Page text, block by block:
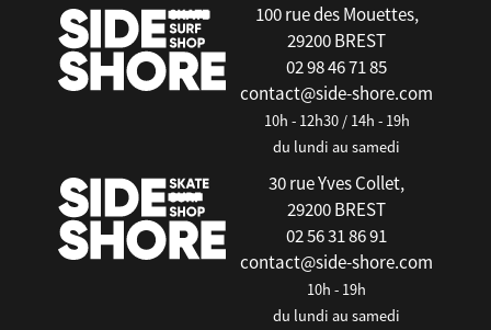
100 rue des Mouettes,
29200 BREST
02 98 46 71 85
contact@side-shore.com
10h - 12h30 / 14h - 19h
du lundi au samedi
30 rue Yves Collet,
29200 BREST
02 56 31 86 91
contact@side-shore.com
10h - 19h
du lundi au samedi